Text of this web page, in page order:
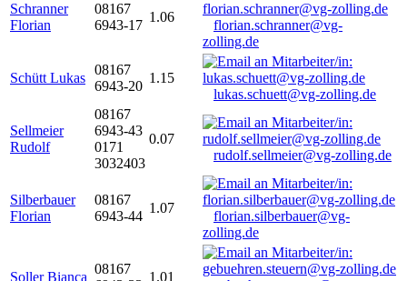
Schranner
Florian
08167
6943-17
1.06
florian.schranner@vg-
zolling.de
Schütt Lukas
08167
6943-20
1.15
lukas.schuett@vg-zolling.de
Sellmeier
Rudolf
08167
6943-43
0171
3032403
0.07
rudolf.sellmeier@vg-zolling.de
Silberbauer
Florian
08167
6943-44
1.07
florian.silberbauer@vg-
zolling.de
Soller Bianca
08167
1.01